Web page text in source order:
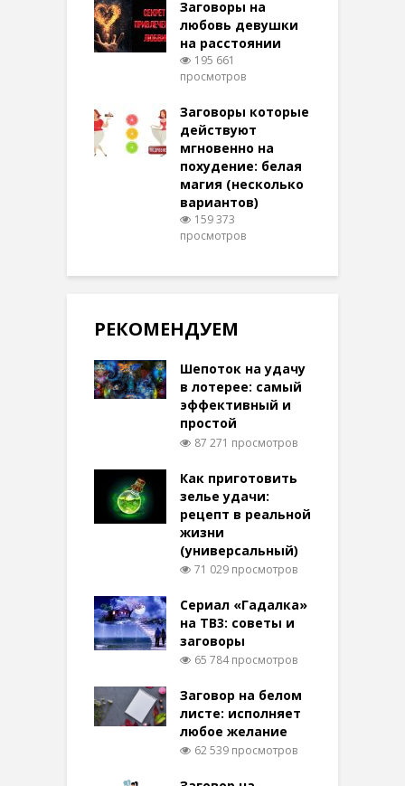
Заговоры на
любовь девушки
на расстоянии
195 661
просмотров
Заговоры которые
действуют
мгновенно на
похудение: белая
магия (несколько
вариантов)
159 373
просмотров
РЕКОМЕНДУЕМ
Шепоток на удачу
в лотерее: самый
эффективный и
простой
87 271 просмотров
Как приготовить
зелье удачи:
рецепт в реальной
жизни
(универсальный)
71 029 просмотров
Сериал «Гадалка»
на ТВ3: советы и
заговоры
65 784 просмотров
Заговор на белом
листе: исполняет
любое желание
62 539 просмотров